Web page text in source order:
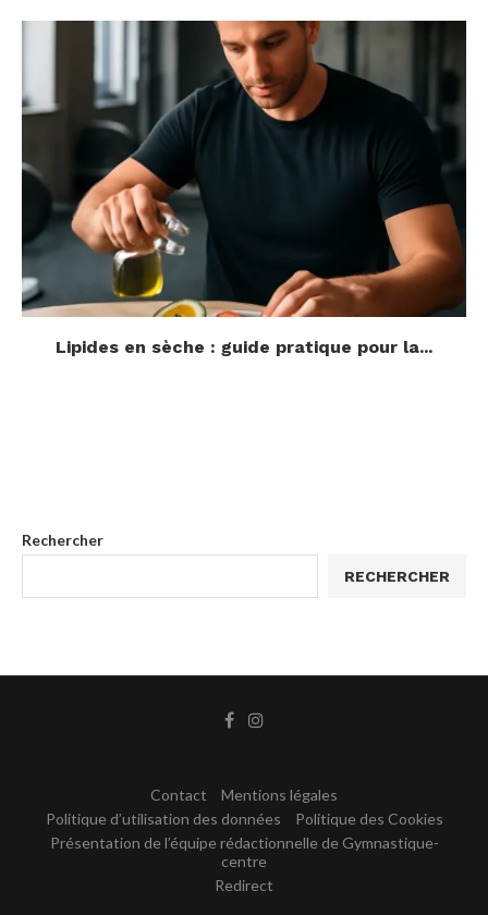
Lipides en sèche : guide pratique pour la...
Rechercher
RECHERCHER
Contact
Mentions légales
Politique d’utilisation des données
Politique des Cookies
Présentation de l’équipe rédactionnelle de Gymnastique-
centre
Redirect